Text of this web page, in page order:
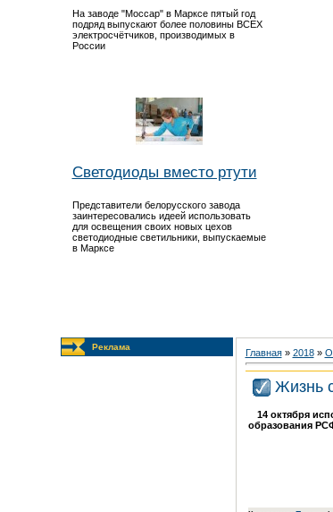
На заводе "Моссар" в Марксе пятый год
подряд выпускают более половины ВСЕХ
электросчётчиков, производимых в
России
Светодиоды вместо ртути
Представители белорусского завода
заинтересовались идеей использовать
для освещения своих новых цехов
светодиодные светильники, выпускаемые
в Марксе
Реклама
Главная» 2018 »
Жизнь
14 октября
образования